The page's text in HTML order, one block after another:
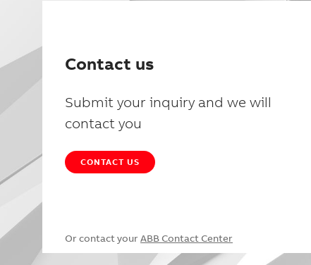
Contact us
Submit your inquiry and we will
contact you
CONTACT US
Or contact your ABB Contact Center